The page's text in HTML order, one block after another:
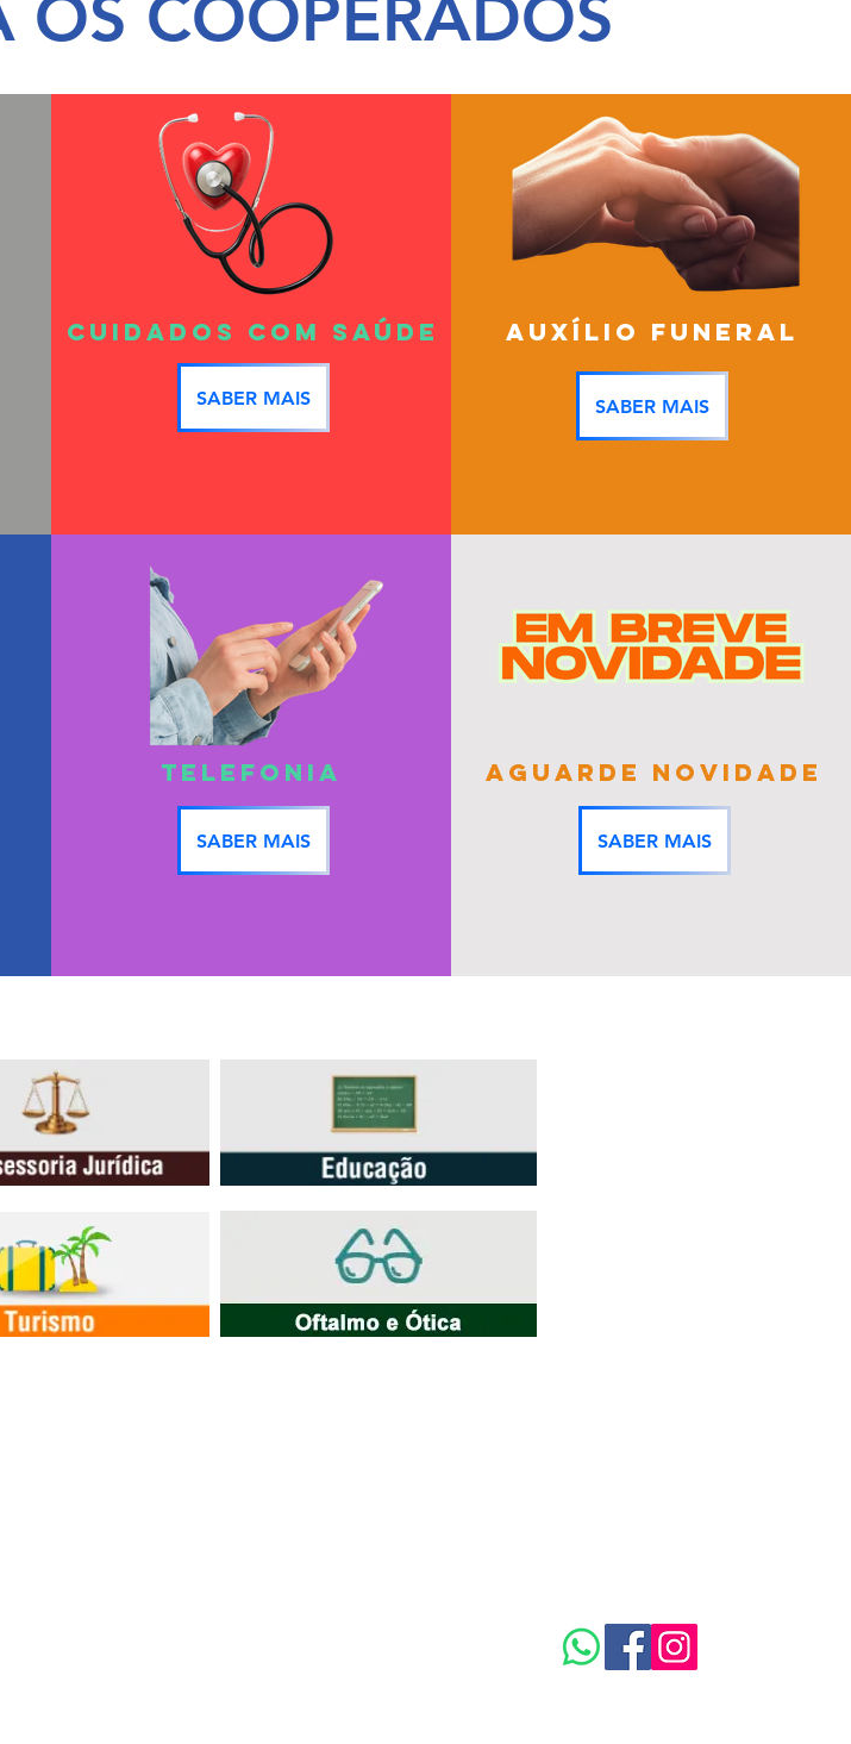
OS COOPERADOS
CUIDADOS COM SAÚDE
SABER MAIS
AUXÍLIO FUNERAL
SABER MAIS
TELEFONIA
SABER MAIS
AGUARDE NOVIDADE
SABER MAIS